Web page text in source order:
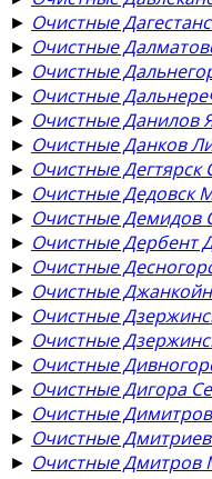
► Очистные
► Очистные
► Очистные
► Очистные
► Очистные Данилов
► Очистные Данков
► Очистные Дегтярск
► Очистные Дедовск
► Очистные Демидов
► Очистные Дербент
► Очистные
► Очистные
► Очистные
► Очистные
► Очистные
► Очистные Дигора
► Очистные
► Очистные Дмитриев
► Очистные Дмитров